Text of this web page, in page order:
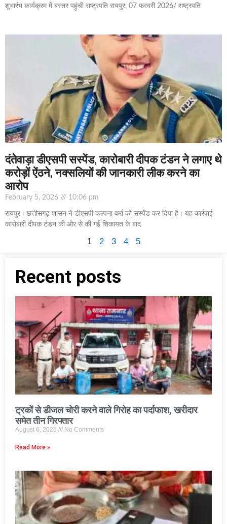
शुभारंभ कार्यक्रम में बस्तर पहुंची राष्ट्रपति रायपुर, 07 फरवरी 2026/ राष्ट्रपति
दंतेवाड़ा डीएसपी सस्पेंड, कारोबारी दीपक टंडन ने लगाए थे
करोड़ों ऐंठने, नक्सलियों की जानकारी लीक करने का
आरोप
February 5, 2026 10:06 pm
रायपुर। छत्तीसगढ़ शासन ने डीएसपी कल्पना वर्मा को सस्पेंड कर दिया है। यह कार्रवाई
कारोबारी दीपक टंडन की ओर से की गई शिकायत के बाद
1 2 3 4 5
Recent posts
ट्रकों से डीजल चोरी करने वाले गिरोह का पर्दाफाश, खरीदार
समेत तीन गिरफ्तार
August 6, 2026 No Comments
Read More »